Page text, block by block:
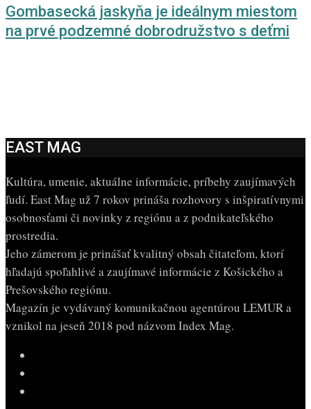
Gombasecká jaskyňa je ideálnym miestom
na prvé podzemné dobrodružstvo s deťmi
EAST MAG
Kultúra, umenie, aktuálne informácie, príbehy zaujímavých
ľudí. East Mag už 7 rokov prináša rozhovory s inšpiratívnymi
osobnosťami či novinky z regiónu a z podnikateľského
prostredia.
Jeho zámerom je prinášať kvalitný obsah čitateľom, ktorí
hľadajú spoľahlivé a zaujímavé informácie z Košického a
Prešovského regiónu.
Magazín je vydávaný komunikačnou agentúrou LEMUR a
vznikol na jeseň 2018 pod názvom Index Mag.